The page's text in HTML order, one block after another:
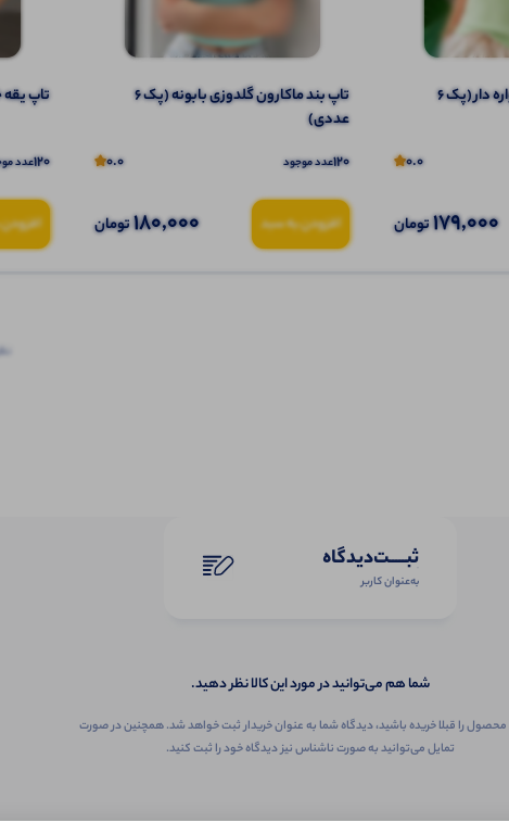
تاپ ۲ بندی نواری پهن قواره دار (پک 6
0.0
179,000تومان
تاپ بند ماکارون گلدوزی بابونه (پک 6
عددی)
120عدد موجود 0.0
افزودن به سبد 180,000تومان
تاپ یقه
120عدد
ثبـــــت‌دیدگاه
به‌عنوان کاربر
شما هم می‌توانید در مورد این کالا نظر دهید.
محصول را قبلا خریده باشید، دیدگاه شما به عنوان خریدار ثبت خواهد شد. همچنین در صورت
تمایل می‌توانید به صورت ناشناس نیز دیدگاه خود را ثبت کنید.